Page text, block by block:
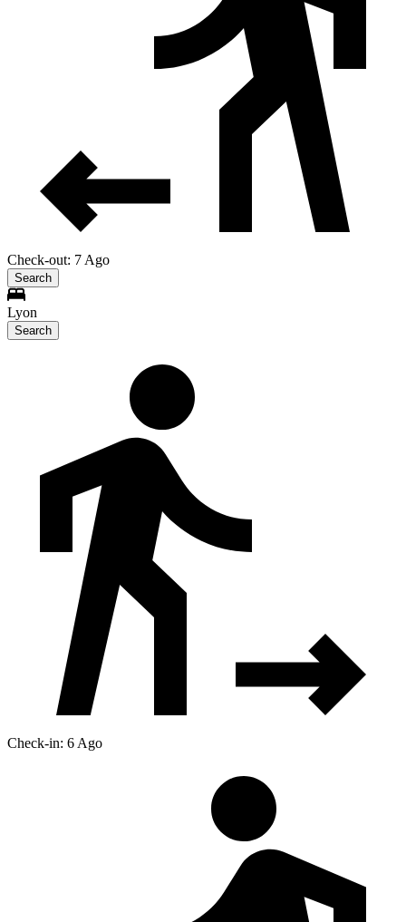
Check-out: 7 Ago
Search
Lyon
Search
Check-in: 6 Ago